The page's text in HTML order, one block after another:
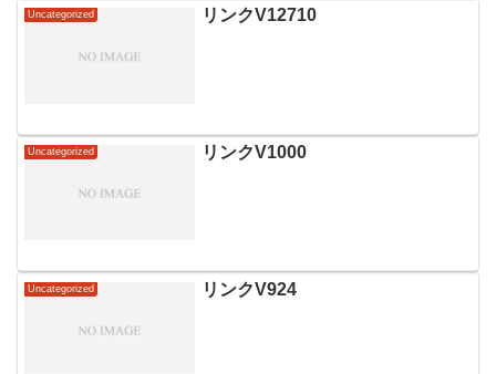
ります。また、バーチャルオフィスを利
用する際には、事業内容や...
Uncategorized リンクV12710
Uncategorized リンクV1000
Uncategorized リンクV924